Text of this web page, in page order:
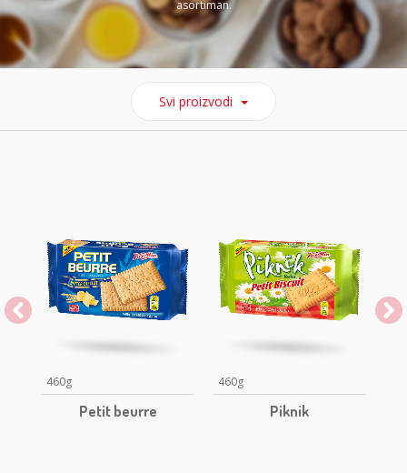
asortiman.
Svi proizvodi
460g
Petit beurre
460g
Piknik